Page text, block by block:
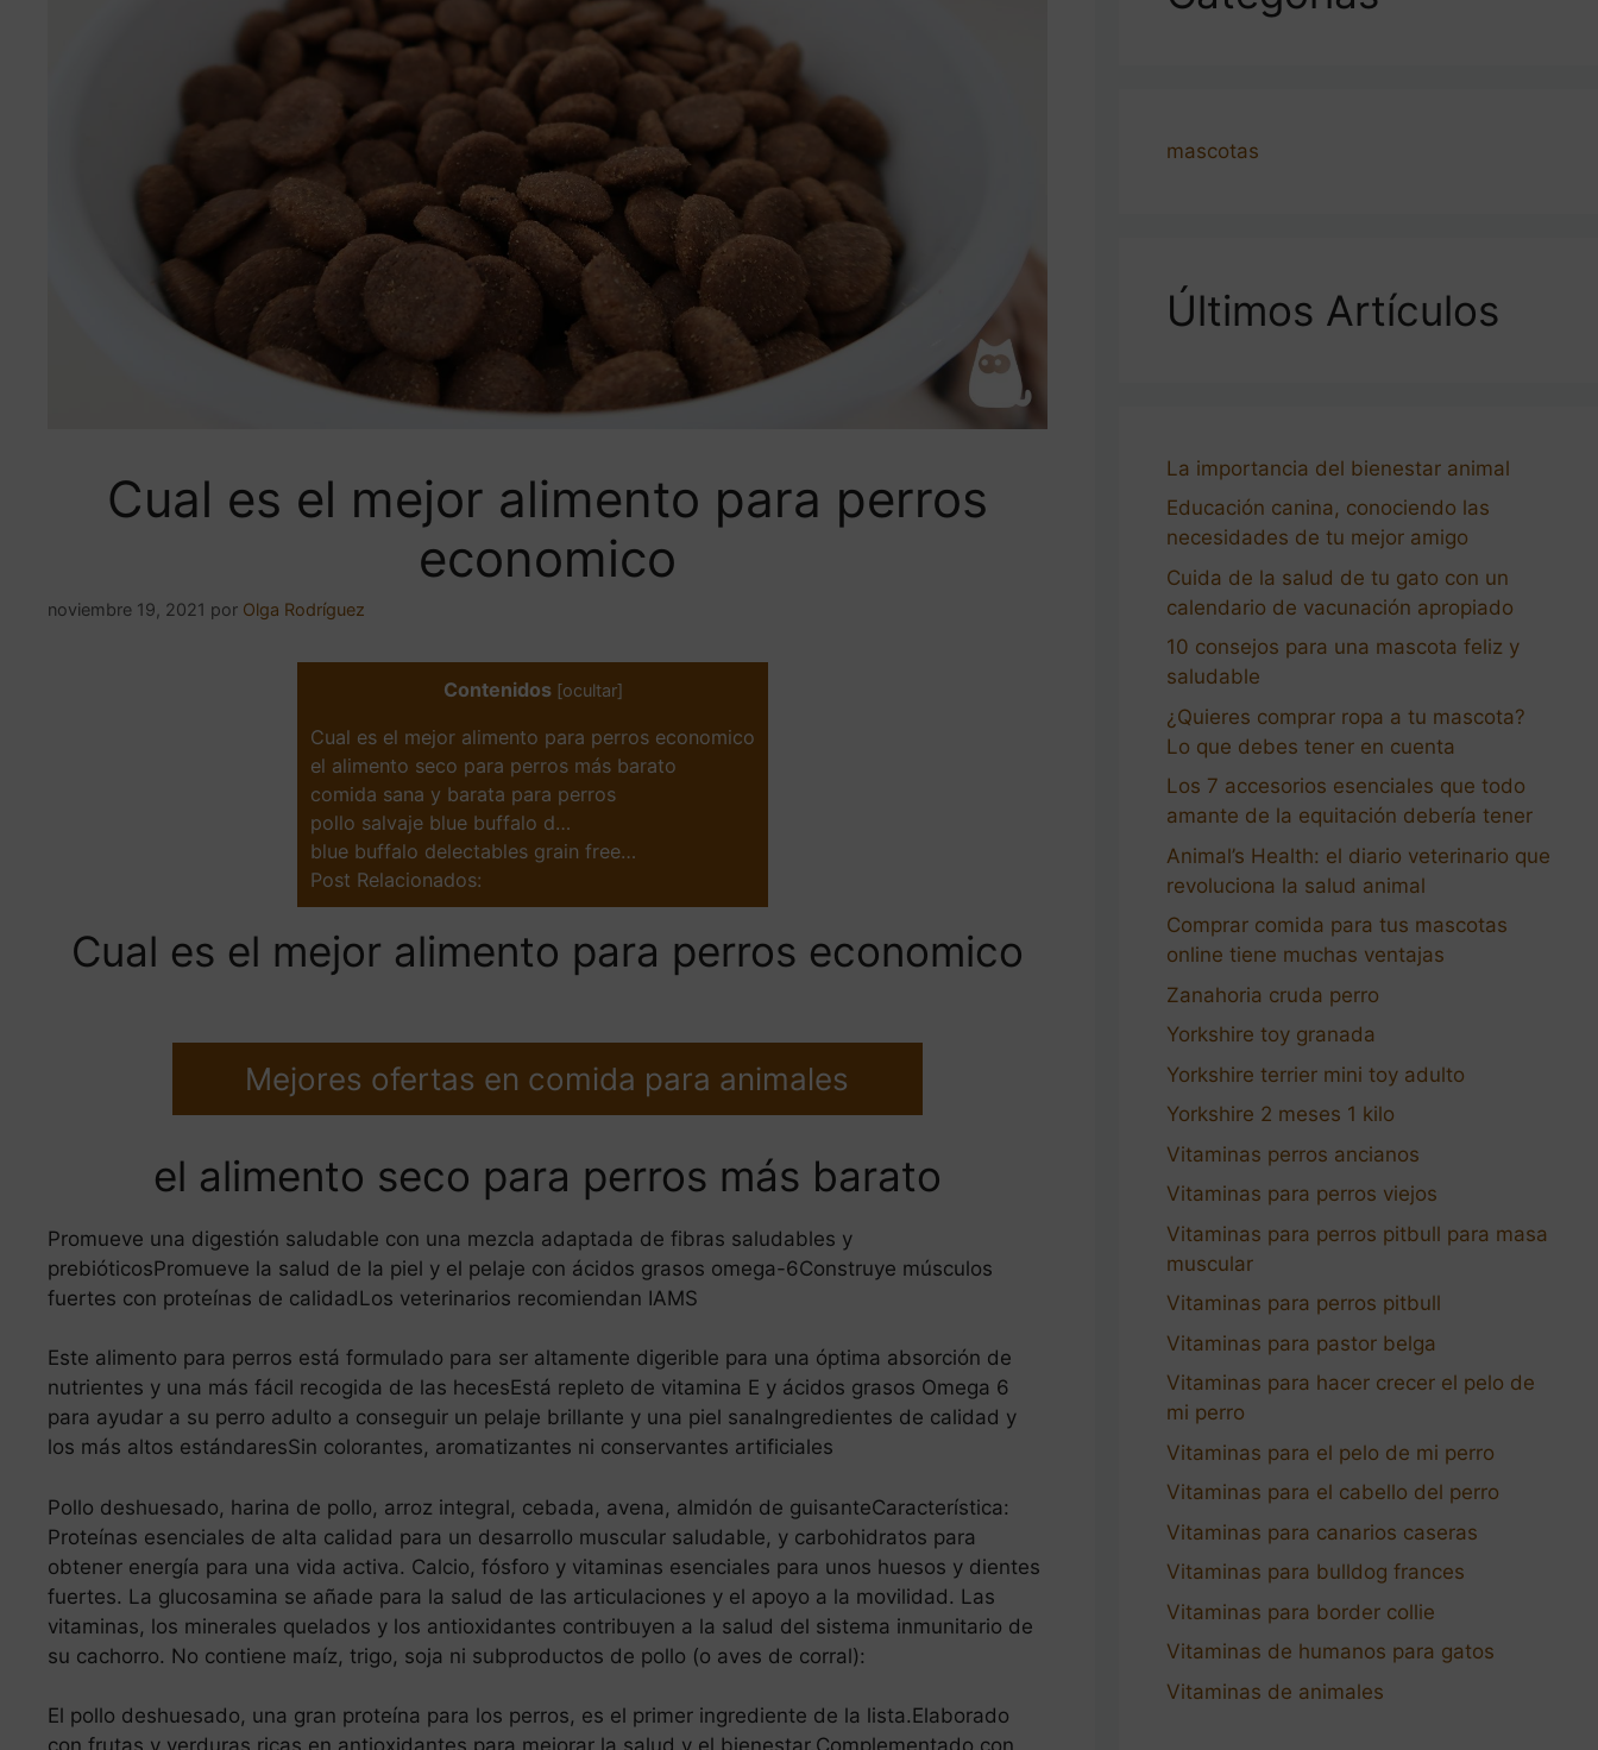
Cual es el mejor alimento para perros
economico
noviembre 19, 2021 por Olga Rodríguez
Contenidos [ocultar]
Cual es el mejor alimento para perros economico
el alimento seco para perros más barato
comida sana y barata para perros
pollo salvaje blue buffalo d…
blue buffalo delectables grain free…
Post Relacionados:
Cual es el mejor alimento para perros economico
Mejores ofertas en comida para animales
el alimento seco para perros más barato
Promueve una digestión saludable con una mezcla adaptada de fibras saludables y
prebióticosPromueve la salud de la piel y el pelaje con ácidos grasos omega-6Construye músculos
fuertes con proteínas de calidadLos veterinarios recomiendan IAMS
Este alimento para perros está formulado para ser altamente digerible para una óptima absorción de
nutrientes y una más fácil recogida de las hecesEstá repleto de vitamina E y ácidos grasos Omega 6
para ayudar a su perro adulto a conseguir un pelaje brillante y una piel sanaIngredientes de calidad y
los más altos estándaresSin colorantes, aromatizantes ni conservantes artificiales
Pollo deshuesado, harina de pollo, arroz integral, cebada, avena, almidón de guisanteCaracterística:
Proteínas esenciales de alta calidad para un desarrollo muscular saludable, y carbohidratos para
obtener energía para una vida activa. Calcio, fósforo y vitaminas esenciales para unos huesos y dientes
fuertes. La glucosamina se añade para la salud de las articulaciones y el apoyo a la movilidad. Las
vitaminas, los minerales quelados y los antioxidantes contribuyen a la salud del sistema inmunitario de
su cachorro. No contiene maíz, trigo, soja ni subproductos de pollo (o aves de corral):
El pollo deshuesado, una gran proteína para los perros, es el primer ingrediente de la lista.Elaborado
mascotas
Últimos Artículos
La importancia del bienestar animal
Educación canina, conociendo las
necesidades de tu mejor amigo
Cuida de la salud de tu gato con un
calendario de vacunación apropiado
10 consejos para una mascota feliz y
saludable
¿Quieres comprar ropa a tu mascota?
Lo que debes tener en cuenta
Los 7 accesorios esenciales que todo
amante de la equitación debería tener
Animal’s Health: el diario veterinario que
revoluciona la salud animal
Comprar comida para tus mascotas
online tiene muchas ventajas
Zanahoria cruda perro
Yorkshire toy granada
Yorkshire terrier mini toy adulto
Yorkshire 2 meses 1 kilo
Vitaminas perros ancianos
Vitaminas para perros viejos
Vitaminas para perros pitbull para masa
muscular
Vitaminas para perros pitbull
Vitaminas para pastor belga
Vitaminas para hacer crecer el pelo de
mi perro
Vitaminas para el pelo de mi perro
Vitaminas para el cabello del perro
Vitaminas para canarios caseras
Vitaminas para bulldog frances
Vitaminas para border collie
Vitaminas de humanos para gatos
Vitaminas de animales